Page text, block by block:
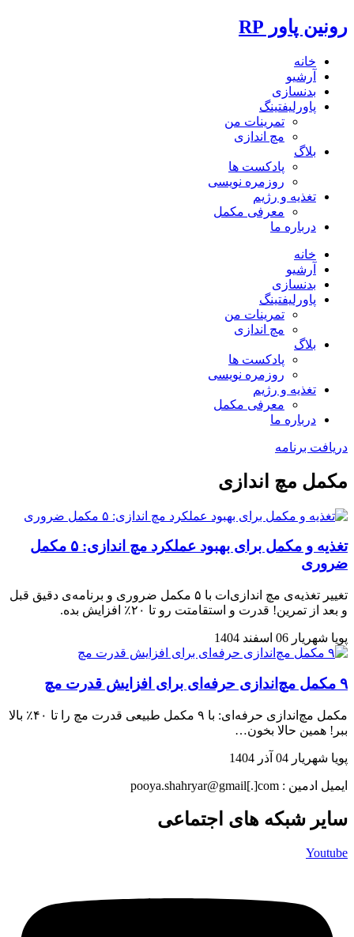
رونین پاور RP
خانه
آرشیو
بدنسازی
پاورلیفتینگ
تمرینات من
مچ اندازی
بلاگ
پادکست ها
روزمره نویسی
تغذیه و رژیم
معرفی مکمل
درباره ما
خانه
آرشیو
بدنسازی
پاورلیفتینگ
تمرینات من
مچ اندازی
بلاگ
پادکست ها
روزمره نویسی
تغذیه و رژیم
معرفی مکمل
درباره ما
دریافت برنامه
مکمل مچ اندازی
تغذیه و مکمل برای بهبود عملکرد مچ اندازی: ۵ مکمل
ضروری
تغییر تغذیه‌ی مچ اندازی‌ات با ۵ مکمل ضروری و برنامه‌ی دقیق قبل
و بعد از تمرین! قدرت و استقامتت رو تا ۲۰٪ افزایش بده.
پویا شهریار 06 اسفند 1404
۹ مکمل مچ‌اندازی حرفه‌ای برای افزایش قدرت مچ
مکمل مچ‌اندازی حرفه‌ای: با ۹ مکمل طبیعی قدرت مچ را تا ۴۰٪ بالا
ببر! همین حالا بخون…
پویا شهریار 04 آذر 1404
ایمیل ادمین : pooya.shahryar@gmail[.]com
سایر شبکه های اجتماعی
Youtube